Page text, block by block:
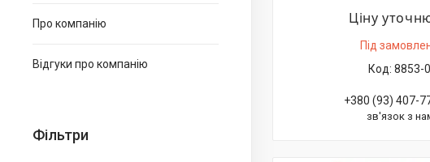
Про компанію
Відгуки про компанію
Фільтри
Ціну
Під
8853-
+380 (93) 407-
зв'язок з